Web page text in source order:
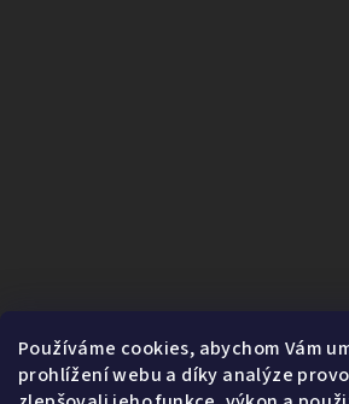
Používáme cookies, abychom Vám
prohlížení webu a díky analýze